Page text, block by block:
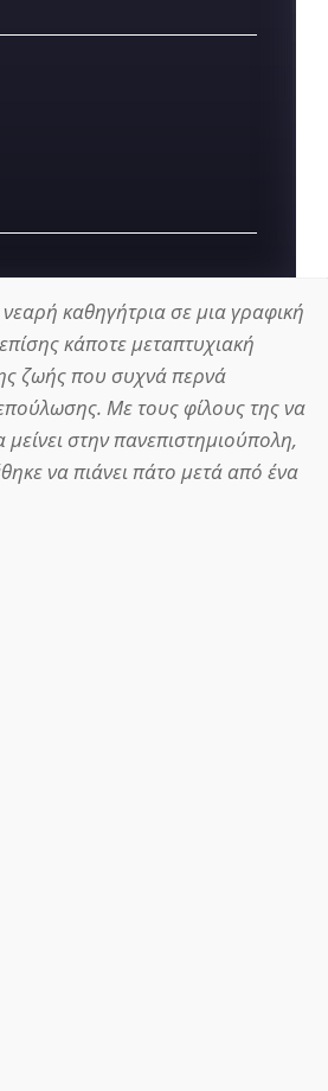
καθηγήτρια σε μια γραφική
κάποτε μεταπτυχιακή
ζωής που συχνά περνά
Με τους φίλους της να
μείνει στην πανεπιστημιούπολη,
να πιάνει πάτο μετά από ένα